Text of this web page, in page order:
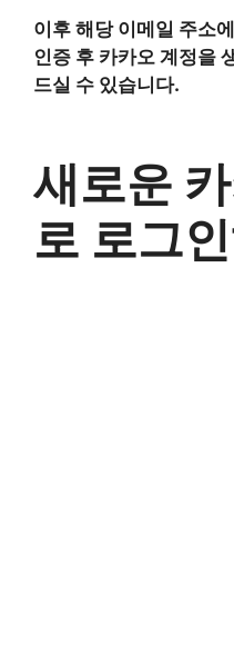
이후 해당 이메일 주소
인증 후 카카오 계정을
드실 수 있습니다.
새로운
로 로그